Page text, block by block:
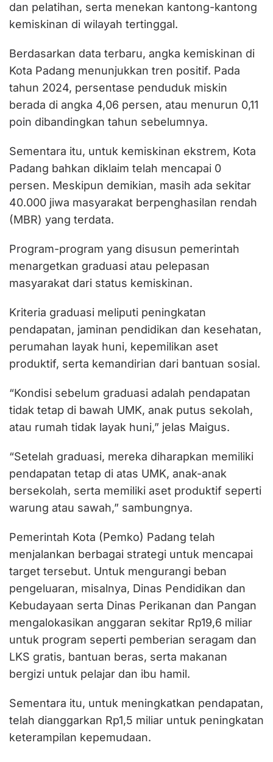
dan pelatihan, serta menekan kantong-kantong
kemiskinan di wilayah tertinggal.
Berdasarkan data terbaru, angka kemiskinan di
Kota Padang menunjukkan tren positif. Pada
tahun 2024, persentase penduduk miskin
berada di angka 4,06 persen, atau menurun 0,11
poin dibandingkan tahun sebelumnya.
Sementara itu, untuk kemiskinan ekstrem, Kota
Padang bahkan diklaim telah mencapai 0
persen. Meskipun demikian, masih ada sekitar
40.000 jiwa masyarakat berpenghasilan rendah
(MBR) yang terdata.
Program-program yang disusun pemerintah
menargetkan graduasi atau pelepasan
masyarakat dari status kemiskinan.
Kriteria graduasi meliputi peningkatan
pendapatan, jaminan pendidikan dan kesehatan,
perumahan layak huni, kepemilikan aset
produktif, serta kemandirian dari bantuan sosial.
“Kondisi sebelum graduasi adalah pendapatan
tidak tetap di bawah UMK, anak putus sekolah,
atau rumah tidak layak huni,” jelas Maigus.
“Setelah graduasi, mereka diharapkan memiliki
pendapatan tetap di atas UMK, anak-anak
bersekolah, serta memiliki aset produktif seperti
warung atau sawah,” sambungnya.
Pemerintah Kota (Pemko) Padang telah
menjalankan berbagai strategi untuk mencapai
target tersebut. Untuk mengurangi beban
pengeluaran, misalnya, Dinas Pendidikan dan
Kebudayaan serta Dinas Perikanan dan Pangan
mengalokasikan anggaran sekitar Rp19,6 miliar
untuk program seperti pemberian seragam dan
LKS gratis, bantuan beras, serta makanan
bergizi untuk pelajar dan ibu hamil.
Sementara itu, untuk meningkatkan pendapatan,
telah dianggarkan Rp1,5 miliar untuk peningkatan
keterampilan kepemudaan.